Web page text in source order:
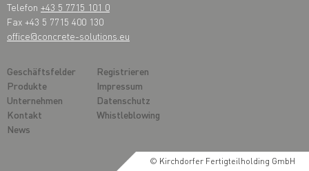
Telefon +43 5 7715 101 0
Fax +43 5 7715 400 130
office@concrete-solutions.eu
Geschäftsfelder
Produkte
Unternehmen
Kontakt
News
Registrieren
Impressum
Datenschutz
Whistleblowing
© Kirchdorfer Fertigteilholding GmbH